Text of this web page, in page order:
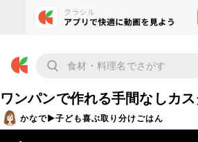
ワンパンで作れる手間なしカ
かなで▶︎子ども喜ぶ取り分けごはん